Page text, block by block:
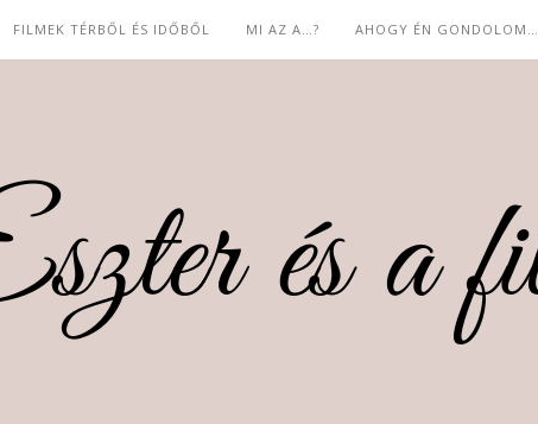
FILMEK TÉRBŐL ÉS IDŐBŐL MI AZ A…? AHOGY ÉN GONDOLOM…